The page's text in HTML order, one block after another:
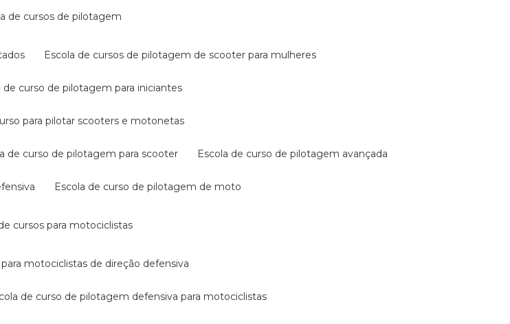
de cursos de pilotagem
escola de cursos de pilotagem de scooter para mulheres
de curso de pilotagem para iniciantes
para pilotar scooters e motonetas
de curso de pilotagem para scooter escola de curso de pilotagem avançada
escola de curso de pilotagem de moto
de cursos para motociclistas
para motociclistas de direção defensiva
de curso de pilotagem defensiva para motociclistas